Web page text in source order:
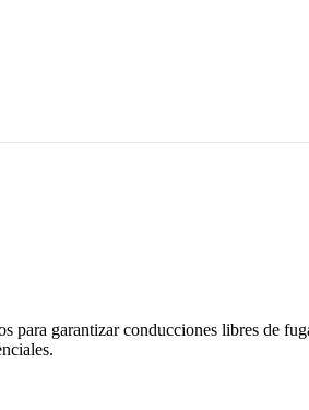
para garantizar conducciones libres de